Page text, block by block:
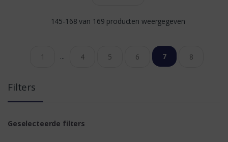
145-168 van 169 producten weergegeven
1 ... 4 5 6 7 8
Filters
Geselecteerde filters